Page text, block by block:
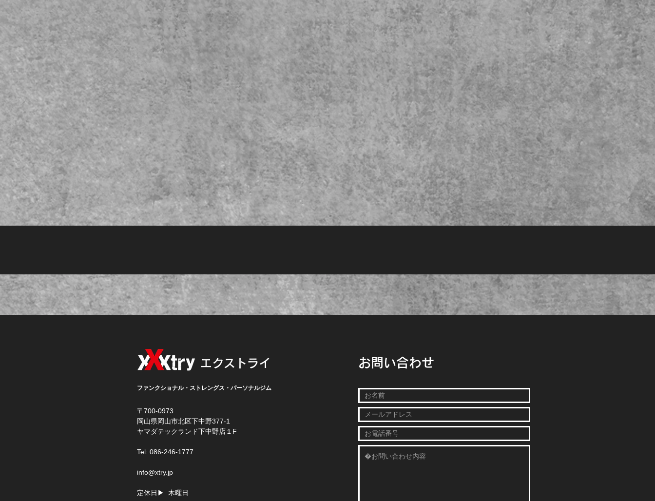
エクストライ
ファンクショナル・ストレングス・パーソナルジム
〒700-0973
岡山県岡山市北区下中野377-1
​ヤマダテックランド下中野店１F
Tel: 086-246-1777
info@xtry.jp
定休日▶ 木曜日
お問い合わせ